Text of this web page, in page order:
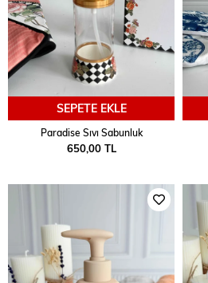
SEPETE EKLE
Paradise Sıvı Sabunluk
650,00 TL